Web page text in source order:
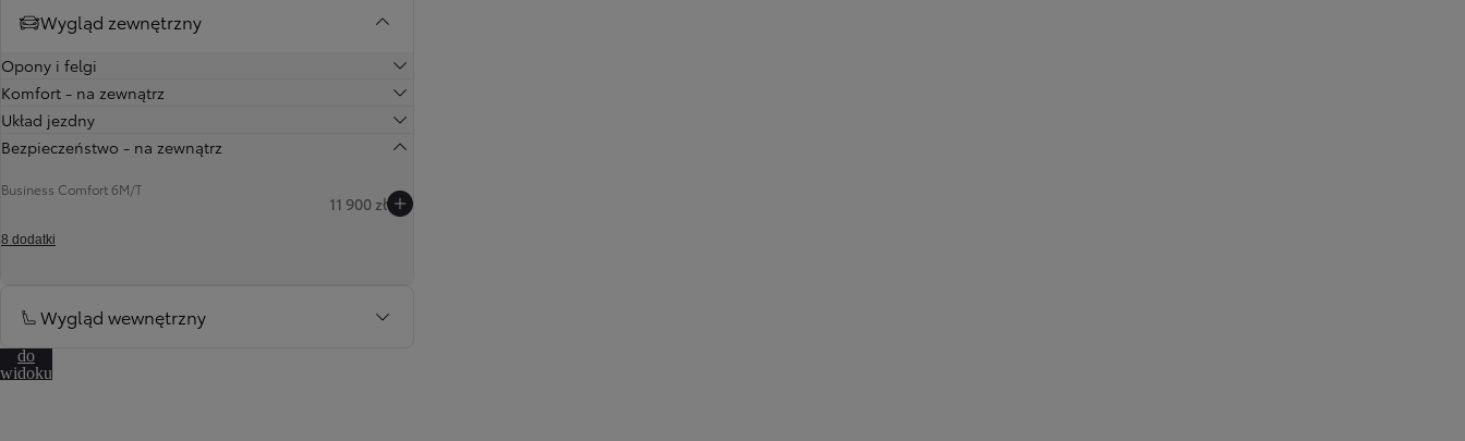
Wygląd zewnętrzny
Opony i felgi
Komfort - na zewnątrz
Układ jezdny
Bezpieczeństwo - na zewnątrz
Business Comfort 6M/T
11 900 zł
8 dodatki
Wygląd wewnętrzny
do
widoku